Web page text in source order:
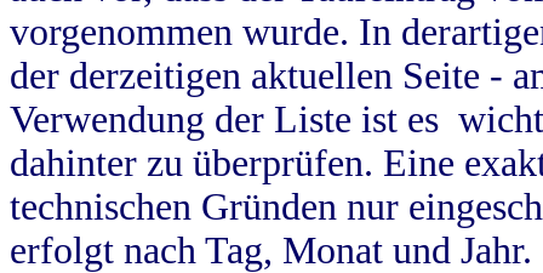
vorgenommen wurde. In
der derzeitigen aktuellen Seite -
Verwendung der Liste ist es
dahinter zu überprüfen. Eine
technischen Gründen nur
erfolgt nach Tag, Monat und Jahr.